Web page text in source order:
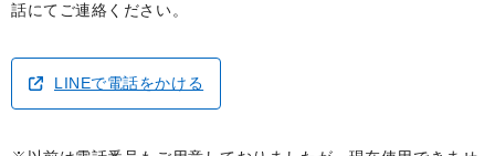
話にてご連絡ください。
LINEで電話をかける